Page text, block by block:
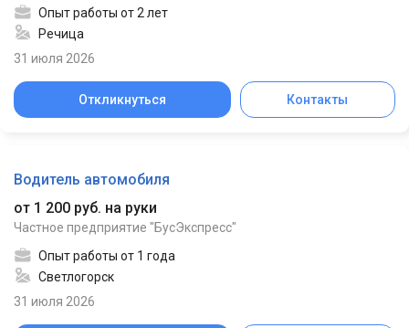
Опыт работы от 2 лет
Речица
31 июля 2026
Откликнуться Контакты
Водитель автомобиля
от 1 200 руб. на руки
Частное предприятие "БусЭкспресс"
Опыт работы от 1 года
Светлогорск
31 июля 2026